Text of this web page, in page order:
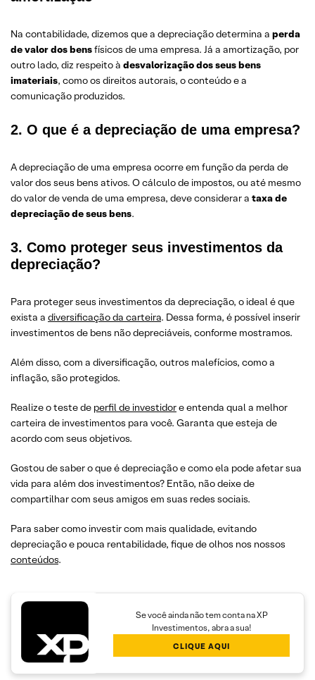
Na contabilidade, dizemos que a depreciação determina a perda
de valor dos bensfísicos de uma empresa. Já a amortização, por
outro lado, diz respeito à desvalorização dos seus bens
imateriais, como os direitos autorais, o conteúdo e a
comunicação produzidos.
2. O que é a depreciação de uma empresa?
A depreciação de uma empresa ocorre em função da perda de
valor dos seus bens ativos. O cálculo de impostos, ou até mesmo
do valor de venda de uma empresa, deve considerar a taxa de
depreciação de seus bens.
3. Como proteger seus investimentos da
depreciação?
Para proteger seus investimentos da depreciação, o ideal é que
exista a diversificação da carteira. Dessa forma, é possível inserir
investimentos de bens não depreciáveis, conforme mostramos.
Além disso, com a diversificação, outros malefícios, como a
inflação, são protegidos.
Realize o teste de perfil de investidore entenda qual a melhor
carteira de investimentos para você. Garanta que esteja de
acordo com seus objetivos.
Gostou de saber o que é depreciação e como ela pode afetar sua
vida para além dos investimentos? Então, não deixe de
compartilhar com seus amigos em suas redes sociais.
Para saber como investir com mais qualidade, evitando
depreciação e pouca rentabilidade, fique de olhos nos nossos
conteúdos.
Se você ainda não tem conta na XP
Investimentos, abra a sua!
CLIQUE AQUI